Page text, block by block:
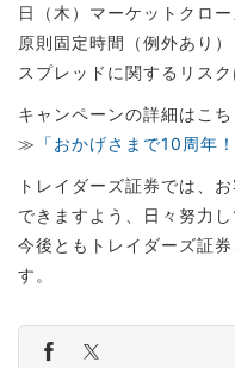
日（木）マーケットクロ
原則固定時間（例外あり
スプレッドに関するリスク
キャンペーンの詳細はこち
≫ 「おかげさまで10周年
トレイダーズ証券では、
できますよう、日々努力し
今後ともトレイダーズ証
す。